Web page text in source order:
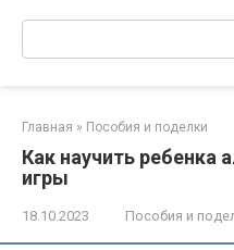
Поиск:
Главная » Пособия и поделки
Как научить ребенка
игры
18.10.2023 Пособия и